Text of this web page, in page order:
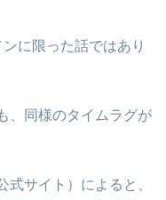
に限った話ではあり
、同様のタイムラグが
サイト）によると、